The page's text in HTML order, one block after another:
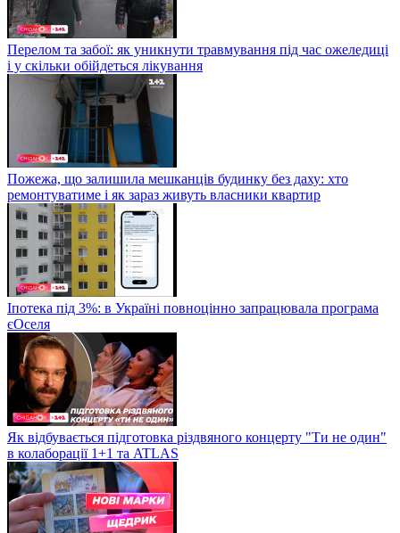
Перелом та забої: як уникнути травмування під час ожеледиці
і у скільки обійдеться лікування
Пожежа, що залишила мешканців будинку без даху: хто
ремонтуватиме і як зараз живуть власники квартир
Іпотека під 3%: в Україні повноцінно запрацювала програма
єОселя
Як відбувається підготовка різдвяного концерту "Ти не один"
в колаборації 1+1 та ATLAS